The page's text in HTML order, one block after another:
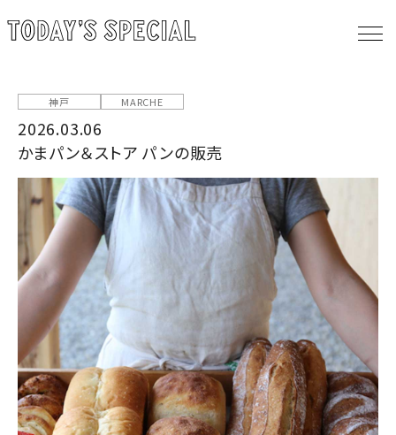
神戸 MARCHE
2026.03.06
かまパン＆ストア パンの販売